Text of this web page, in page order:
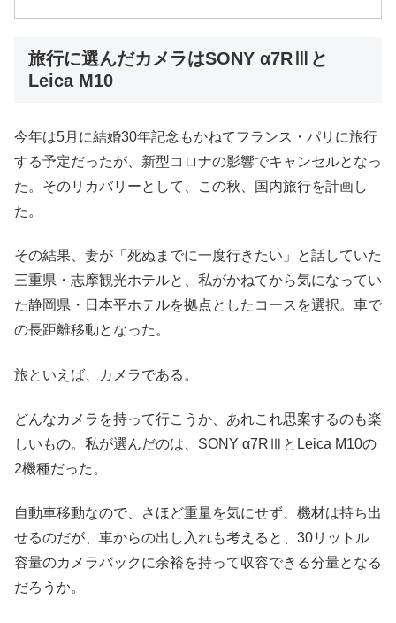
旅行に選んだカメラはSONY α7RⅢと
Leica M10
今年は5月に結婚30年記念もかねてフランス・パリに旅行
する予定だったが、新型コロナの影響でキャンセルとなっ
た。そのリカバリーとして、この秋、国内旅行を計画し
た。
その結果、妻が「死ぬまでに一度行きたい」と話していた
三重県・志摩観光ホテルと、私がかねてから気になってい
た静岡県・日本平ホテルを拠点としたコースを選択。車で
の長距離移動となった。
旅といえば、カメラである。
どんなカメラを持って行こうか、あれこれ思案するのも楽
しいもの。私が選んだのは、SONY α7RⅢとLeica M10の
2機種だった。
自動車移動なので、さほど重量を気にせず、機材は持ち出
せるのだが、車からの出し入れも考えると、30リットル
容量のカメラバックに余裕を持って収容できる分量となる
だろうか。